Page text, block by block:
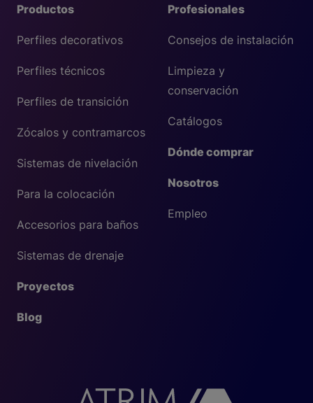
Profesionales
Consejos de instalación
Limpieza y
conservación
Catálogos
Dónde comprar
Nosotros
Empleo
Productos
Perfiles decorativos
Perfiles técnicos
Perfiles de transición
Zócalos y contramarcos
Sistemas de nivelación
Para la colocación
Accesorios para baños
Sistemas de drenaje
Proyectos
Blog